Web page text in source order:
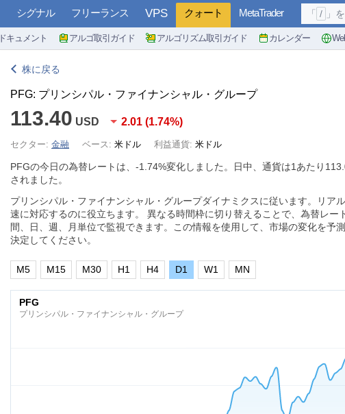
シグナル フリーランス VPS クォート MetaTrader
ドキュメント アルゴ取引ガイド アルゴリズム取引ガイド カレンダー
「 / 」
株に戻る
PFG: プリンシパル・ファイナンシャル・グループ
113.40 USD 2.01 (1.74%)
セクター: 金融 ベース: 米ドル 利益通貨: 米ドル
PFGの今日の為替レートは、 -1.74%変化しました。日中、通貨は1あたり
されました。
プリンシパル・ファイナンシャル・グループダイナミクスに従います。リア
速に対応するのに役立ちます。 異なる時間枠に切り替えることで、為替レー
間、日、週、月単位で監視できます。この情報を使用して、市場の変化を予
決定してください。
M5 M15 M30 H1 H4 D1 W1 MN
PFG
プリンシパル・ファイナンシャル・グループ